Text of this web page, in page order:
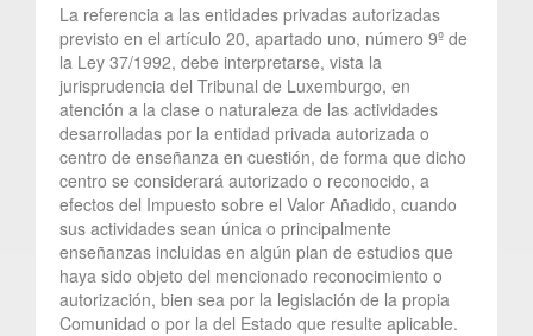
La referencia a las entidades privadas autorizadas
previsto en el artículo 20, apartado uno, número 9º de
la Ley 37/1992, debe interpretarse, vista la
jurisprudencia del Tribunal de Luxemburgo, en
atención a la clase o naturaleza de las actividades
desarrolladas por la entidad privada autorizada o
centro de enseñanza en cuestión, de forma que dicho
centro se considerará autorizado o reconocido, a
efectos del Impuesto sobre el Valor Añadido, cuando
sus actividades sean única o principalmente
enseñanzas incluidas en algún plan de estudios que
haya sido objeto del mencionado reconocimiento o
autorización, bien sea por la legislación de la propia
Comunidad o por la del Estado que resulte aplicable.